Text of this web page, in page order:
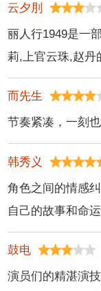
云夕刖
丽人行1949是一
莉,上官云珠,赵丹
而先生
节奏紧凑，一刻
韩秀义
角色之间的情感
自己的故事和命运
鼓电
演员们的精湛演